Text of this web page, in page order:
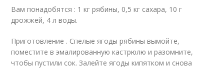
Вам понадобятся : 1 кг рябины, 0,5 кг сахара, 10 г
дрожжей, 4 л воды.
Приготовление . Спелые ягоды рябины вымойте,
поместите в эмалированную кастрюлю и разомните,
чтобы пустили сок. Залейте ягоды кипятком и снова